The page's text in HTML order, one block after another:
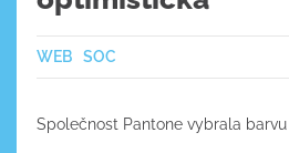
WEB SOC
Společnost Pantone vybrala barvu